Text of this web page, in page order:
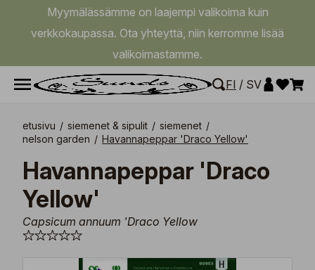
Myymälässämme on laajempi valikoima kuin
verkkokaupassa. Ota yhteyttä, niin kerromme lisää
valikoimastamme.
FI / SV
etusivu / siemenet & sipulit / siemenet /
nelson garden / Havannapeppar 'Draco Yellow'
Havannapeppar 'Draco
Yellow'
Capsicum annuum 'Draco Yellow